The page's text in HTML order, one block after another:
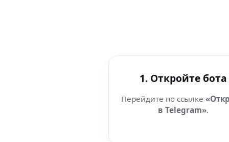
1. Откройте бота
Перейдите по ссылке
в Telegram».